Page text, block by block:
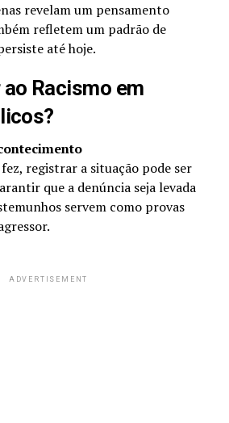
revelam um pensamento
refletem um padrão de
até hoje.
Racismo em
registrar a situação pode ser
que a denúncia seja levada
servem como provas
ADVERTISEMENT